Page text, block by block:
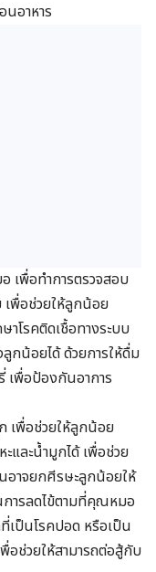
นอาหาร
เพื่อทำการตรวจสอบ
เพื่อช่วยให้ลูกน้อย
าโรคติดเชื้อทางระบบ
กน้อยได้ ด้วยการให้ดื่ม
เพื่อป้องกันอาการ
เพื่อช่วยให้ลูกน้อย
และน้ำมูกได้ เพื่อช่วย
อาจยกศีรษะลูกน้อยให้
การลดไข้ตามที่คุณหมอ
เป็นโรคปอด หรือเป็น
อช่วยให้สามารถต่อสู้กับ